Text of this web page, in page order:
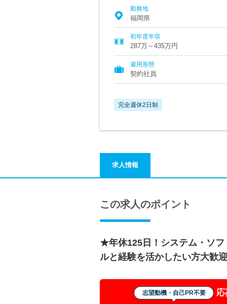
勤務地
福岡県
初年度年収
287万～435万円
雇用形態
契約社員
完全週休2日制
求人情報
この求人のポイント
★年休125日！システム・ソフ
ルと経験を活かしたい方大歓
志望動機・自己PR不要